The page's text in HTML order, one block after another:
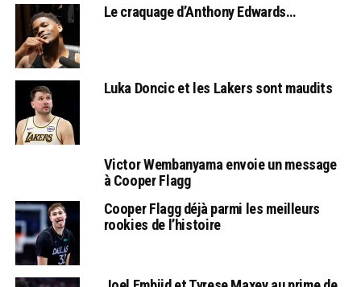
Le craquage d’Anthony Edwards…
Luka Doncic et les Lakers sont maudits
Victor Wembanyama envoie un message
à Cooper Flagg
Cooper Flagg déjà parmi les meilleurs
rookies de l’histoire